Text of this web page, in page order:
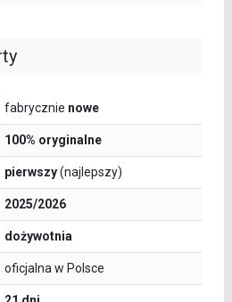
fabrycznie nowe
100% oryginalne
pierwszy(najlepszy)
2025/2026
dożywotnia
oficjalna w Polsce